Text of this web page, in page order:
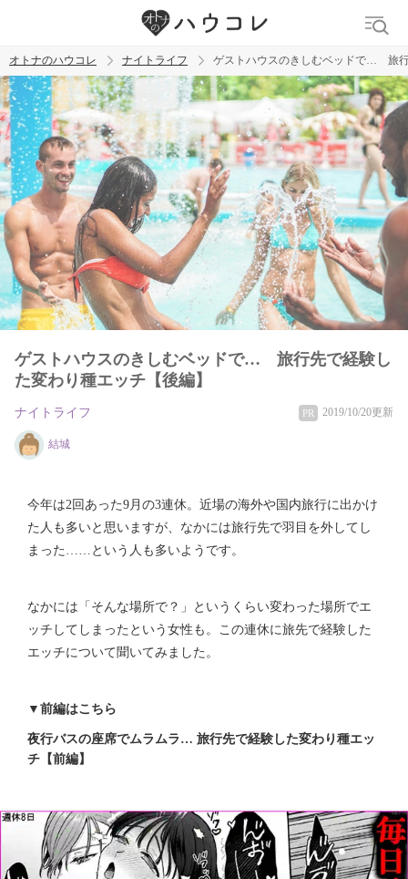
トレンド ワード
ラブグッズ 乳首 吸うやつ
オトナのハウコレ ナイトライフ ゲストハウスのきしむベッドで… 旅
ゲストハウスのきしむベッドで… 旅行先で経験し
た変わり種エッチ【後編】
ナイトライフ PR 2019/10/20更新
結城
今年は2回あった9月の3連休。近場の海外や国内旅行に出かけ
た人も多いと思いますが、なかには旅行先で羽目を外してし
まった……という人も多いようです。
なかには「そんな場所で？」というくらい変わった場所でエ
ッチしてしまったという女性も。この連休に旅先で経験した
エッチについて聞いてみました。
▼前編はこちら
夜行バスの座席でムラムラ… 旅行先で経験した変わり種エッ
チ【前編】